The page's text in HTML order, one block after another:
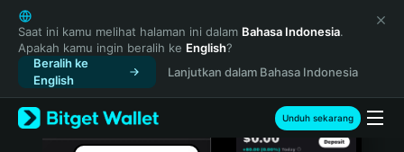
English
日本語
Tiếng Việt
Русский
Español (Latinoamérica)
Türkçe
Italiano
Saat ini kamu melihat halaman ini dalam Bahasa Indonesia.
Apakah kamu ingin beralih ke English?
Beralih ke
English
Lanjutkan dalam Bahasa Indonesia
Unduh sekarang